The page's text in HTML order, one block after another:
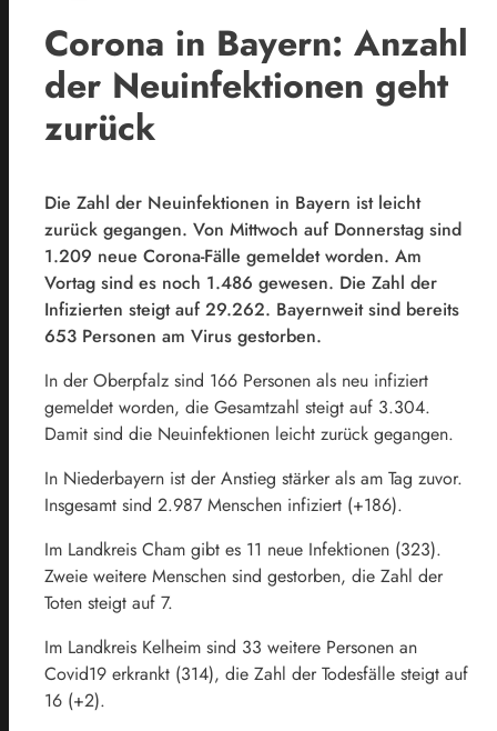
Corona in Bayern: Anzahl
der Neuinfektionen geht
zurück
Die Zahl der Neuinfektionen in Bayern ist leicht
zurück gegangen. Von Mittwoch auf Donnerstag sind
1.209 neue Corona-Fälle gemeldet worden. Am
Vortag sind es noch 1.486 gewesen. Die Zahl der
Infizierten steigt auf 29.262. Bayernweit sind bereits
653 Personen am Virus gestorben.
In der Oberpfalz sind 166 Personen als neu infiziert
gemeldet worden, die Gesamtzahl steigt auf 3.304.
Damit sind die Neuinfektionen leicht zurück gegangen.
In Niederbayern ist der Anstieg stärker als am Tag zuvor.
Insgesamt sind 2.987 Menschen infiziert (+186).
Im Landkreis Cham gibt es 11 neue Infektionen (323).
Zweie weitere Menschen sind gestorben, die Zahl der
Toten steigt auf 7.
Im Landkreis Kelheim sind 33 weitere Personen an
Covid19 erkrankt (314), die Zahl der Todesfälle steigt auf
16 (+2).